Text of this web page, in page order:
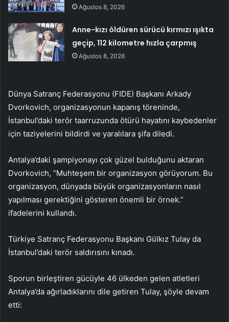
Ağustos 8, 2026
Anne-kızı öldüren sürücü kırmızı ışıkta
geçip, 112 kilometre hızla çarpmış
Ağustos 8, 2026
Dünya Satranç Federasyonu (FIDE) Başkanı Arkady
Dvorkovich, organizasyonun kapanış töreninde,
İstanbul’daki terör taarruzunda ötürü hayatını kaybedenler
için taziyelerini bildirdi ve yaralılara şifa diledi.
Antalya’daki şampiyonayı çok güzel bulduğunu aktaran
Dvorkovich, “Muhteşem bir organizasyon görüyorum. Bu
organizasyon, dünyada büyük organizasyonların nasıl
yapılması gerektiğini gösteren önemli bir örnek.”
ifadelerini kullandı.
Türkiye Satranç Federasyonu Başkanı Gülkız Tulay da
İstanbul’daki terör saldırısını kınadı.
Sporun birleştiren gücüyle 46 ülkeden gelen atletleri
Antalya’da ağırladıklarını dile getiren Tulay, şöyle devam
etti: